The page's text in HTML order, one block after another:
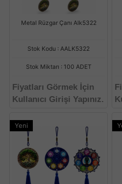
Metal Rüzgar Çanı Alk5322
Stok Kodu : AALK5322
Stok Miktarı : 100 ADET
Fiyatları Görmek İçin
Kullanıcı Girişi Yapınız.
Yeni